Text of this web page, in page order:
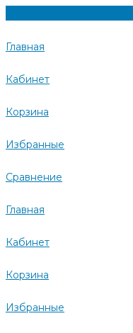
Главная
Кабинет
Корзина
Избранные
Сравнение
Главная
Кабинет
Корзина
Избранные